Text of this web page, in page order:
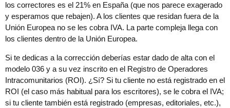
los correctores es el 21% en España (que nos parece exagerado
y esperamos que rebajen). A los clientes que residan fuera de la
Unión Europea no se les cobra IVA. La parte compleja llega con
los clientes dentro de la Unión Europea.
Si te dedicas a la corrección deberías estar dado de alta con el
modelo 036 y a su vez inscrito en el Registro de Operadores
Intracomunitarios (ROI). ¿Sí? Si tu cliente no está registrado en el
ROI (el caso más habitual para los escritores), se le cobra el IVA;
si tu cliente también está registrado (empresas, editoriales, etc.),